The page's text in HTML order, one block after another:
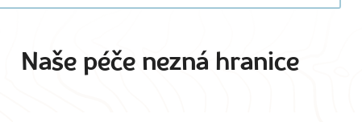
Naše péče nezná hranice